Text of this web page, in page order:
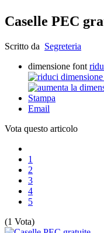
Caselle PEC
Scritto da Segreteria
dimensione font
Stampa
Email
Vota questo articolo
1
2
3
4
5
(1 Vota)